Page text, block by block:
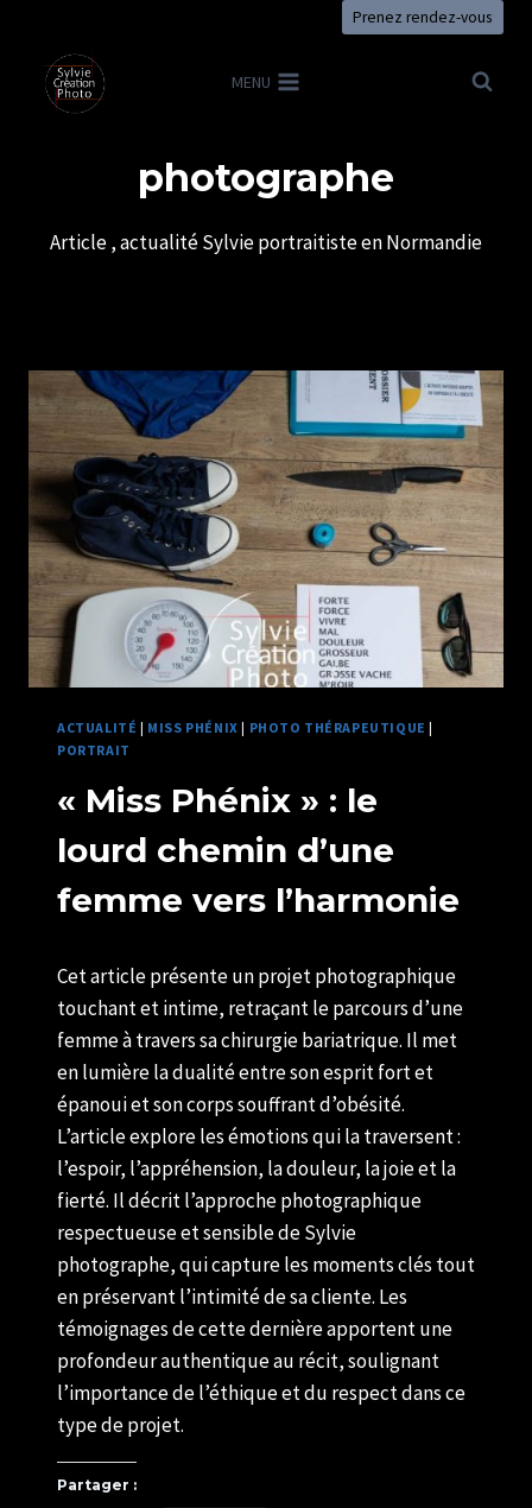
contenu
Prenez rendez-vous
MENU
photographe
Article , actualité Sylvie portraitiste en Normandie
ACTUALITÉ | MISS PHÉNIX | PHOTO THÉRAPEUTIQUE |
PORTRAIT
« Miss Phénix » : le
lourd chemin d’une
femme vers l’harmonie
SYLVIE
CHATELAIS
Cet article présente un projet photographique
touchant et intime, retraçant le parcours d’une
femme à travers sa chirurgie bariatrique. Il met
en lumière la dualité entre son esprit fort et
épanoui et son corps souffrant d’obésité.
L’article explore les émotions qui la traversent :
l’espoir, l’appréhension, la douleur, la joie et la
fierté. Il décrit l’approche photographique
respectueuse et sensible de Sylvie
photographe, qui capture les moments clés tout
en préservant l’intimité de sa cliente. Les
témoignages de cette dernière apportent une
profondeur authentique au récit, soulignant
l’importance de l’éthique et du respect dans ce
type de projet.
Partager :